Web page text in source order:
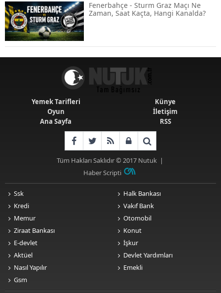
Emekli Maaşlarında Temmuz Hesabı:
Zam Oranı ve Taban Aylık İçin Yeni
Senaryolar
Fenerbahçe - Sturm Graz Maçı Ne
Zaman, Saat Kaçta, Hangi Kanalda?
Yemek Tarifleri
Oyun
Ana Sayfa
Künye
İletişim
RSS
Tüm Hakları Saklıdır © 2017 Nutuk|
Haber Scripti
Ssk
Kredi
Memur
Ziraat Bankası
E-devlet
Aktüel
Nasıl Yapılır
Gsm
Halk Bankası
Vakıf Bank
Otomobil
Konut
İşkur
Devlet Yardımları
Emekli